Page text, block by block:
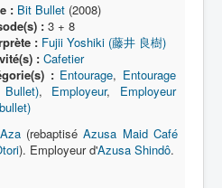
: Bit Bullet(2008)
:3 + 8
: Fujii Yoshiki (藤井 良樹)
: Cafetier
: Entourage, Entourage
, Employeur, Employeur
(rebaptiséAzusa Maid Café
). Employeur d'Azusa Shindô.